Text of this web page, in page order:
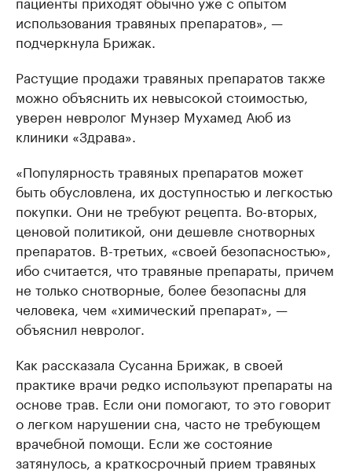
использования травяных препаратов», —
подчеркнула Брижак.
Растущие продажи травяных препаратов также
можно объяснить их невысокой стоимостью,
уверен невролог Мунзер Мухамед Аюб из
клиники «Здрава».
«Популярность травяных препаратов может
быть обусловлена, их доступностью и легкостью
покупки. Они не требуют рецепта. Во-вторых,
ценовой политикой, они дешевле снотворных
препаратов. В-третьих, «своей безопасностью»,
ибо считается, что травяные препараты, причем
не только снотворные, более безопасны для
человека, чем «химический препарат», —
объяснил невролог.
Как рассказала Сусанна Брижак, в своей
практике врачи редко используют препараты на
основе трав. Если они помогают, то это говорит
о легком нарушении сна, часто не требующем
врачебной помощи. Если же состояние
затянулось, а краткосрочный прием травяных